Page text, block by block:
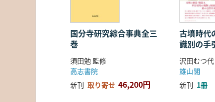
国分寺研究綜合事典全三
巻
須田勉 監修
高志書院
新刊 取り寄せ 46,200円
古墳時代
識別の手
沢田むつ
雄山閣
新刊 1冊